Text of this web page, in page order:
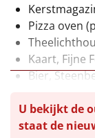
Vrouwen
Duurzaam
Leuke
Goedkope
Pizza oven
Kaart, Fijne
Bier,
Chips,
Sultana, 3-
U bekijkt de
staat de